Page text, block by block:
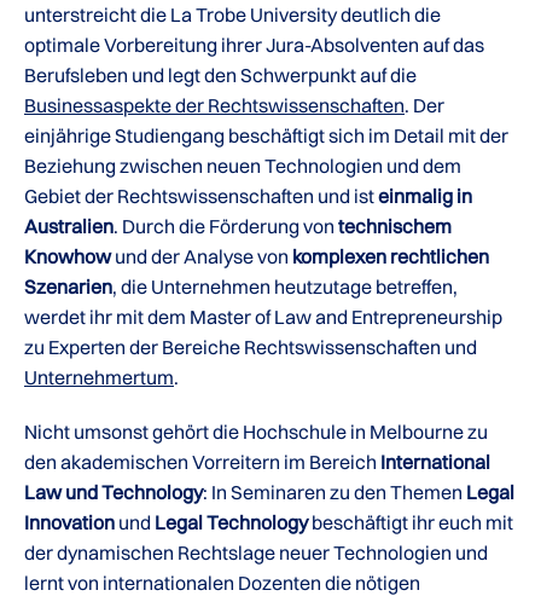
unterstreicht die La Trobe University deutlich die
optimale Vorbereitung ihrer Jura-Absolventen auf das
Berufsleben und legt den Schwerpunkt auf die
Businessaspekte der Rechtswissenschaften. Der
einjährige Studiengang beschäftigt sich im Detail mit der
Beziehung zwischen neuen Technologien und dem
Gebiet der Rechtswissenschaften und isteinmalig in
Australien. Durch die Förderung von technischem
Knowhowund der Analyse von komplexen rechtlichen
Szenarien, die Unternehmen heutzutage betreffen,
werdet ihr mit dem Master of Law and Entrepreneurship
zu Experten der Bereiche Rechtswissenschaften und
Unternehmertum.
Nicht umsonst gehört die Hochschule in Melbourne zu
den akademischen Vorreitern im Bereich International
Law und Technology: In Seminaren zu den Themen Legal
Innovation und Legal Technologybeschäftigt ihr euch mit
der dynamischen Rechtslage neuer Technologien und
lernt von internationalen Dozenten die nötigen